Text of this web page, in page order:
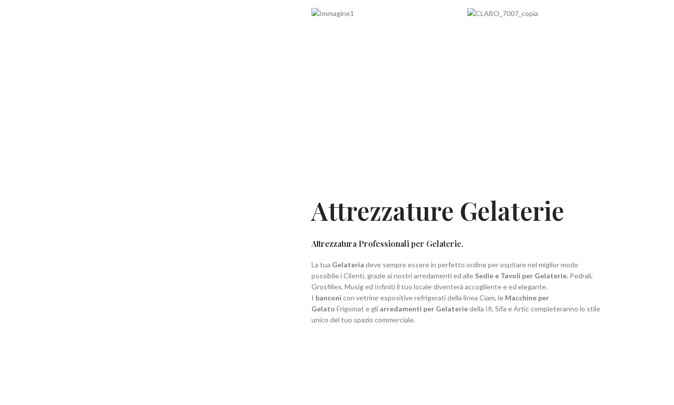
Attrezzature Gelaterie
Attrezzatura Professionali per Gelaterie.
La tua Gelateria deve sempre essere in perfetto ordine per ospitare nel miglior modo
possibile i Clienti, grazie ai nostri arredamenti ed alle Sedie e Tavoli per Gelaterie. Pedrali,
Grosfillex, Musig ed Infiniti il tuo locale diventerà accogliente e ed elegante.
I banconi con vetrine espositive refrigerati della linea Ciam, le Macchine per
Gelato Frigomat e gli arredamenti per Gelateriedella Ifi, Sifa e Artic completeranno lo stile
unico del tuo spazio commerciale.